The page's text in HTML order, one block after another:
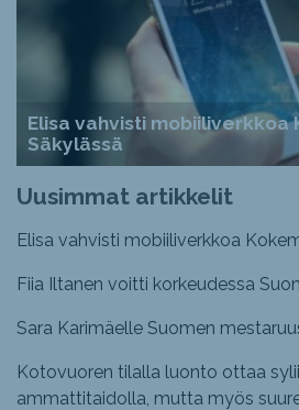
Elisa vahvisti mobiiliverkkoa
Säkylässä
Uusimmat artikkelit
Elisa vahvisti mobiiliverkkoa
Fiia Iltanen voitti korkeudessa
Sara Karimäelle Suomen
Kotovuoren tilalla luonto ottaa
ammattitaidolla, mutta myös